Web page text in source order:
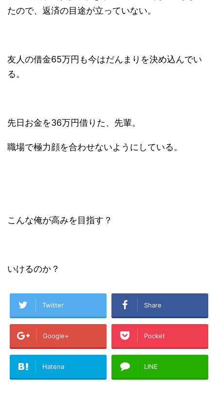
たので、返済の目途が立っていない。
友人の借金65万円も今はだんまりを決め込んでい
る。
先日お金を36万円借りた、先輩。
職場で極力顔を合わせないようにしている。
こんな俺が高みを目指す？
いけるのか？
Twitter Share
Google+ Pocket
Hatena LINE